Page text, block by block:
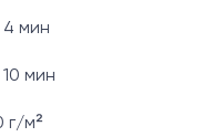
4 мин
мин
г/м²